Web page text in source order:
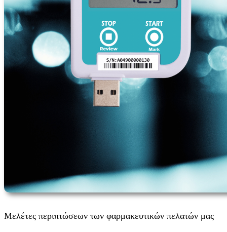
Μελέτες περιπτώσεων των φαρμακευτικών πελατών μας